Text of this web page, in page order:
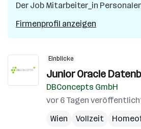
Jobs
Der Job Mitarbeiter_in
Firmenprofil anzeigen
Einblicke
Junior Oracle
DBConcepts GmbH
vor 6 Tagen
Wien
Vollzeit